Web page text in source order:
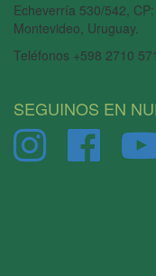
Echeverría 530/542,
Montevideo, Uruguay.
Teléfonos +598 2710
SEGUINOS EN